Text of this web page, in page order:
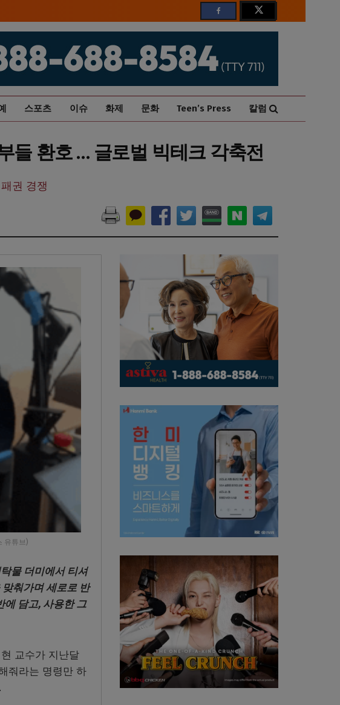
스포츠 이슈 화제 문화 Teen’s Press 칼럼
들 환호 … 글로벌 빅테크 각축전
권 경쟁
유튜브)
물 더미에서 티셔
춰가며 세로로 반
에 담고, 사용한 그
교수가 지난달
줘라는 명령만 하